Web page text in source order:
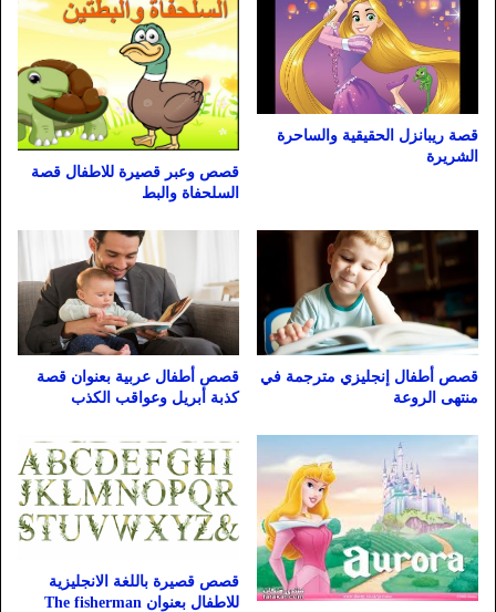
قصة ريبانزل الحقيقية والساحرة
الشريرة
قصص وعبر قصيرة للاطفال قصة
السلحفاة والبط
قصص أطفال إنجليزي مترجمة في
منتهى الروعة
قصص أطفال عربية بعنوان قصة
كذبة أبريل وعواقب الكذب
قصص قصيرة باللغة الانجليزية
للاطفال بعنوان The fisherman